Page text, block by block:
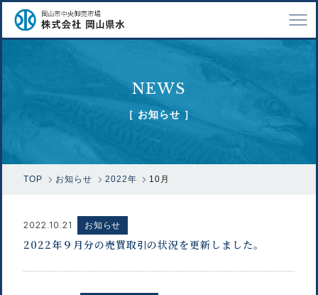
漁業関係の方へ
お問い合わせ
NEWS
［ お知らせ ］
TOP お知らせ 2022年 10月
2022.10.21 お知らせ
2022年９月分の売買取引の状況を更新しました。